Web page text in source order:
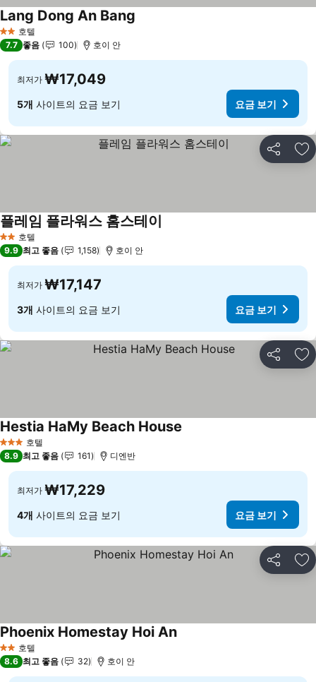
2 성급호텔
Lang Dong An Bang
7.7 좋음 100 호이 안
최저가 ₩17,049
5개 사이트의 요금 보기 요금 보기
공유 즐
2 성급호텔
플레임 플라워스 홈스테이
9.9 최고 좋음 1,158 호이 안
최저가 ₩17,147
3개 사이트의 요금 보기 요금 보기
공유 즐
3 성급 호텔
Hestia HaMy Beach House
8.9 최고 좋음 161 디엔반
최저가 ₩17,229
4개 사이트의 요금 보기 요금 보기
공유 즐
2 성급호텔
Phoenix Homestay Hoi An요금 보기
8.6 최고 좋음 32 호이 안